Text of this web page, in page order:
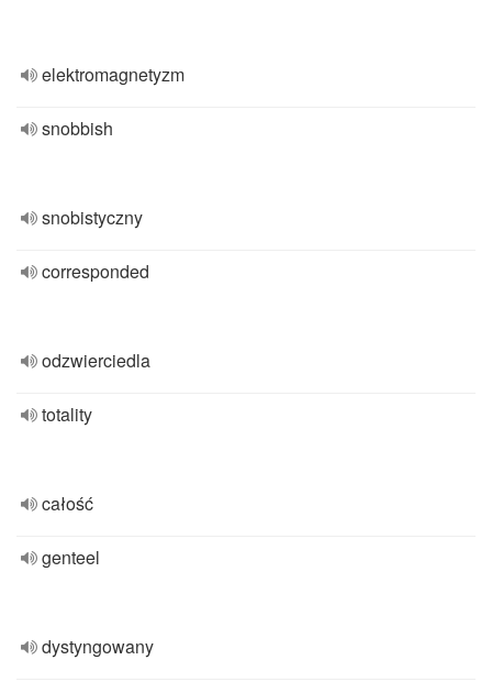
elektromagnetyzm
snobbish
snobistyczny
corresponded
odzwierciedla
totality
całość
genteel
dystyngowany